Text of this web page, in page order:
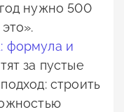
нужно 500
формула и
за пустые
строить